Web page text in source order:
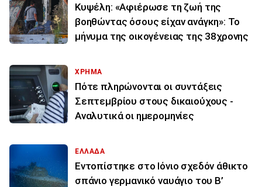
Κυψέλη: «Αφιέρωσε τη ζωή της
βοηθώντας όσους είχαν ανάγκη»: Το
μήνυμα της οικογένειας της 38χρονης
ΧΡΗΜΑ
Πότε πληρώνονται οι συντάξεις
Σεπτεμβρίου στους δικαιούχους -
Αναλυτικά οι ημερομηνίες
ΕΛΛΑΔΑ
Εντοπίστηκε στο Ιόνιο σχεδόν άθικτο
σπάνιο γερμανικό ναυάγιο του Β’